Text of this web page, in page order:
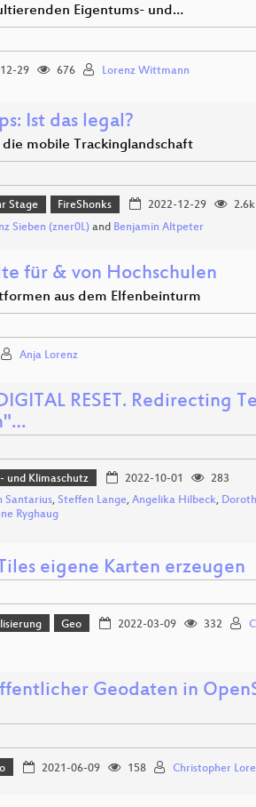
Eigentums- und…
29 676 Lorenz Wittmann
Ist das legal?
mobile Trackinglandschaft
Stage FireShonks 2022-12-29
2.6k
Sieben (zner0L) and Benjamin Altpeter
für & von Hochschulen
aus dem Elfenbeinturm
Anja Lorenz
RESET. Redirecting
und Klimaschutz 2022-10-01
283
Santarius, Steffen Lange, Angelika Hilbeck,
Ryghaug
eigene Karten erzeugen
Geo 2022-03-09 332
Geodaten in
2021-06-09 158 Christopher